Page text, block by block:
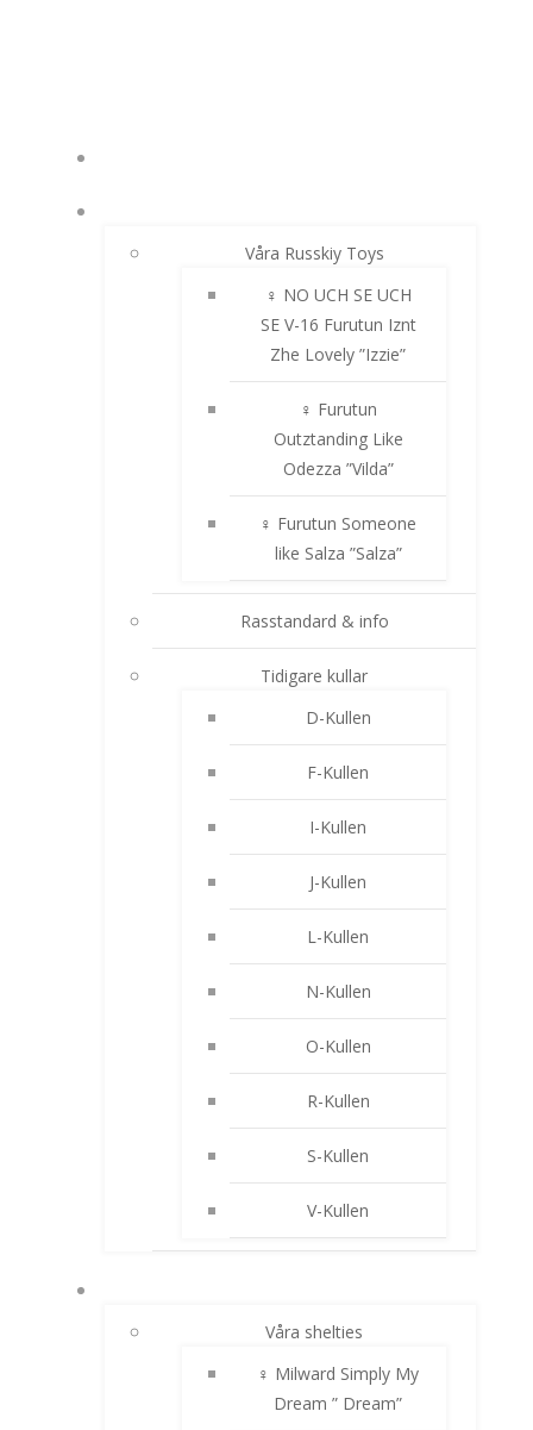
Våra Russkiy Toys
♀ NO UCH SE UCH
SE V-16 Furutun Iznt
Zhe Lovely ”Izzie”
♀ Furutun
Outztanding Like
Odezza ”Vilda”
♀ Furutun Someone
like Salza ”Salza”
Rasstandard & info
Tidigare kullar
D-Kullen
F-Kullen
I-Kullen
J-Kullen
L-Kullen
N-Kullen
O-Kullen
R-Kullen
S-Kullen
V-Kullen
Våra shelties
♀ Milward Simply My
Dream ” Dream”